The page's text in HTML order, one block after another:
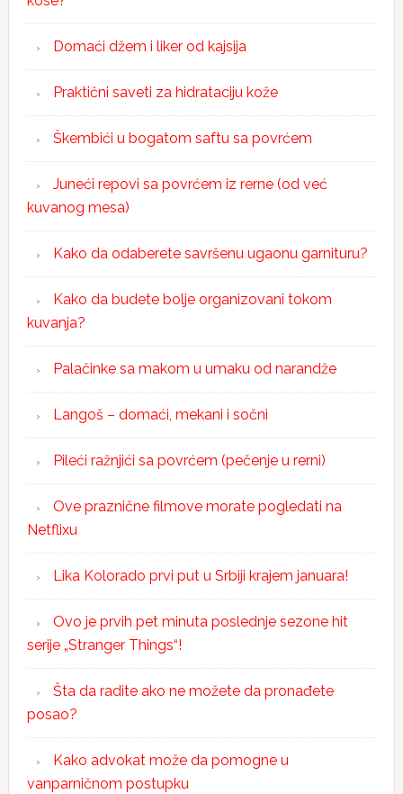
Domaći džem i liker od kajsija
Praktični saveti za hidrataciju kože
Škembići u bogatom saftu sa povrćem
Juneći repovi sa povrćem iz rerne (od već
kuvanog mesa)
Kako da odaberete savršenu ugaonu garnituru?
Kako da budete bolje organizovani tokom
kuvanja?
Palačinke sa makom u umaku od narandže
Langoš – domaći, mekani i sočni
Pileći ražnjići sa povrćem (pečenje u rerni)
Ove praznične filmove morate pogledati na
Netflixu
Lika Kolorado prvi put u Srbiji krajem januara!
Ovo je prvih pet minuta poslednje sezone hit
serije „Stranger Things“!
Šta da radite ako ne možete da pronađete
posao?
Kako advokat može da pomogne u
vanparničnom postupku